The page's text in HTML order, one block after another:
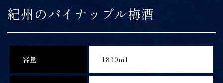
紀州のパイナップル梅酒
容量 1800ml